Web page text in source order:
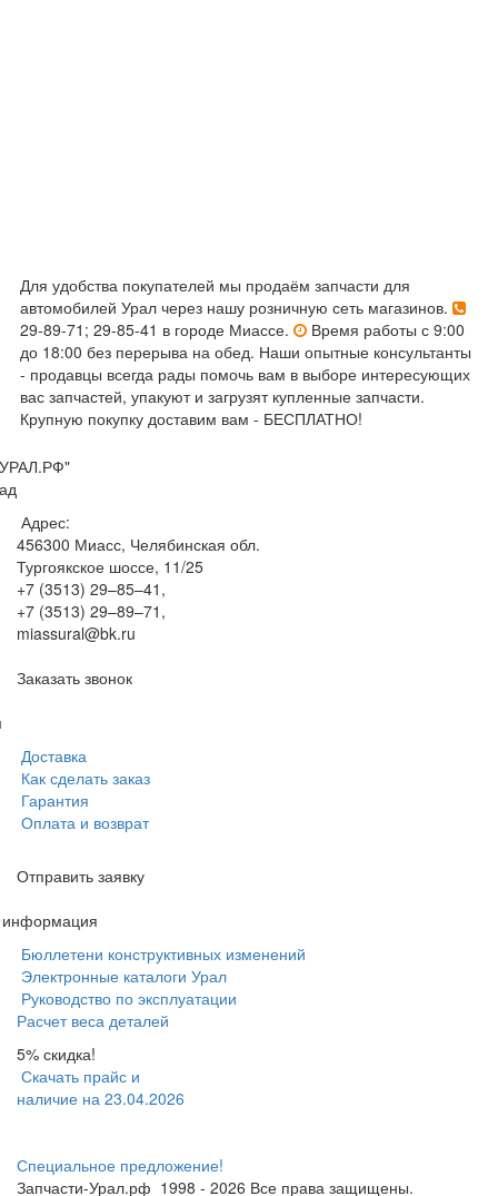
Для удобства покупателей мы продаём запчасти для
автомобилей Урал через нашу розничную сеть магазинов.
29-89-71; 29-85-41 в городе Миассе.
Время работы с 9:00
до 18:00 без перерыва на обед. Наши опытные консультанты
- продавцы всегда рады помочь вам в выборе интересующих
вас запчастей, упакуют и загрузят купленные запчасти.
Крупную покупку доставим вам - БЕСПЛАТНО!
Адрес:
456300 Миасс, Челябинская обл.
Тургоякское шоссе, 11/25
+7 (3513) 29–85–41 ,
+7 (3513) 29–89–71 ,
miassural@bk.ru
Заказать звонок
Доставка
Как сделать заказ
Гарантия
Оплата и возврат
Отправить заявку
информация
Бюллетени конструктивных изменений
Электронные каталоги Урал
Руководство по эксплуатации
Расчет веса деталей
5% скидка!
Скачать прайс и
наличие на 23.04.2026
Специальное предложение!
Запчасти-Урал.рф 1998 - 2026 Все права защищены.